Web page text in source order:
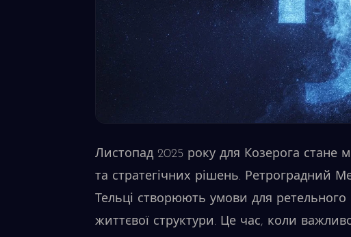
Листопад 2025 року для Козерога стане
та стратегічних рішень. Ретроградний
Тельці створюють умови для ретельного
життєвої структури. Це час, коли